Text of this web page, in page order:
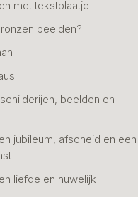
met tekstplaatje
beelden?
beelden en
jubileum, afscheid en een
liefde en huwelijk